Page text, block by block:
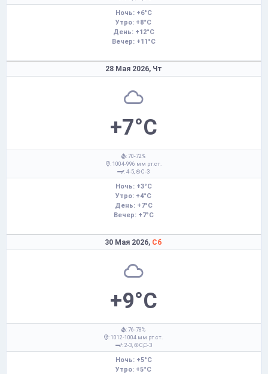
Ночь: +6°C
Утро: +8°C
День: +12°C
Вечер: +11°C
28 Мая 2026, Чт
+7°C
: 70-72%
: 1004-996 мм рт.ст.
: 4-5,
С-З
Ночь: +3°C
Утро: +4°C
День: +7°C
Вечер: +7°C
30 Мая 2026, Сб
+9°C
: 76-78%
: 1012-1004 мм рт.ст.
: 2-3,
С,С-З
Ночь: +5°C
Утро: +5°C